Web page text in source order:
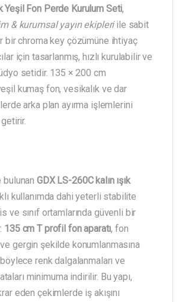
Yeşil Fon Perde Kurulum Seti,
& kurumsal yayın ekipleriile sabit
bir chroma key çözümüne ihtiyaç
için tasarlanmış, hızlı kurulabilir ve
setidir. 135 × 200 cm
kumaş fon, vesikalık ve dar
arka plan ayırma işlemlerini
GDX LS-260C kalın ışık
kullanımda dahi yeterli stabilite
ve sınıf ortamlarında güvenli bir
135 cm T profil fon aparatı, fon
gergin şekilde konumlanmasına
böylece renk dalgalanmaları ve
minimuma indirilir. Bu yapı,
eden çekimlerde iş akışını